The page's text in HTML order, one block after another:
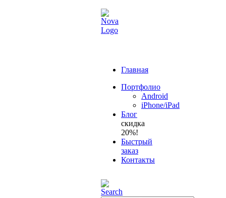
Главная
Портфолио
Android
iPhone/iPad
Блог
скидка
20%!
Быстрый
заказ
Контакты